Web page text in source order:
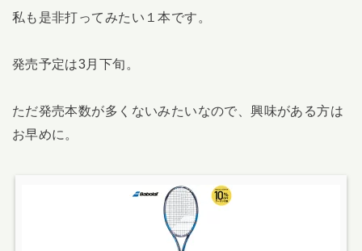
私も是非打ってみたい１本です。
発売予定は3月下旬。
ただ発売本数が多くないみたいなので、興味がある方は
お早めに。